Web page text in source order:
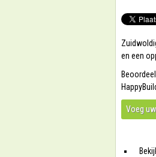
en een
Voeg